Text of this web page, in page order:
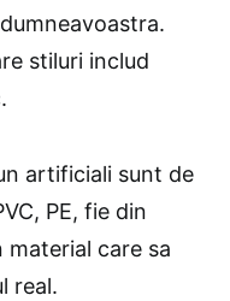
stiluri includ
artificiali sunt de
PE, fie din
material care sa
real.